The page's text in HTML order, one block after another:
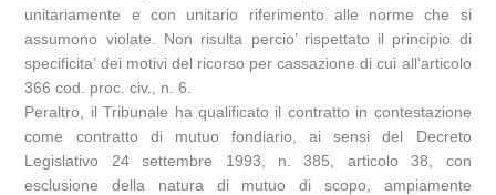
unitariamente e con unitario riferimento alle norme che si
assumono violate. Non risulta percio’ rispettato il principio di
specificita’ dei motivi del ricorso per cassazione di cui all’articolo
366 cod. proc. civ., n. 6.
Peraltro, il Tribunale ha qualificato il contratto in contestazione
come contratto di mutuo fondiario, ai sensi del Decreto
Legislativo 24 settembre 1993, n. 385, articolo 38, con
esclusione della natura di mutuo di scopo, ampiamente